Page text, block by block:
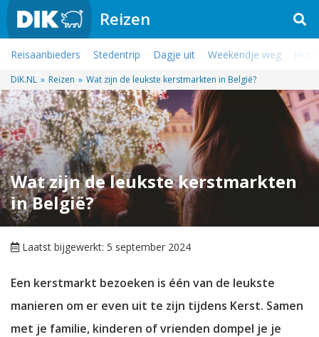
Reizen
Reisaanbieders Stedentrip Dagje uit Weekendje weg
DIK.NL » Reizen » Wat zijn de leukste kerstmarkten in België?
Wat zijn de leukste kerstmarkten
in België?
Laatst bijgewerkt: 5 september 2024
Een kerstmarkt bezoeken is één van de leukste
manieren om er even uit te zijn tijdens Kerst. Samen
met je familie, kinderen of vrienden dompel je je